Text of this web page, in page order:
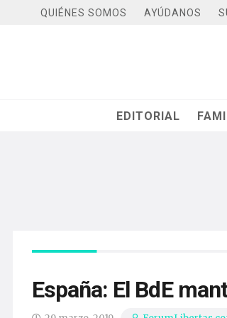
QUIÉNES SOMOS AYÚDANOS
EDITORIAL
España: El BdE